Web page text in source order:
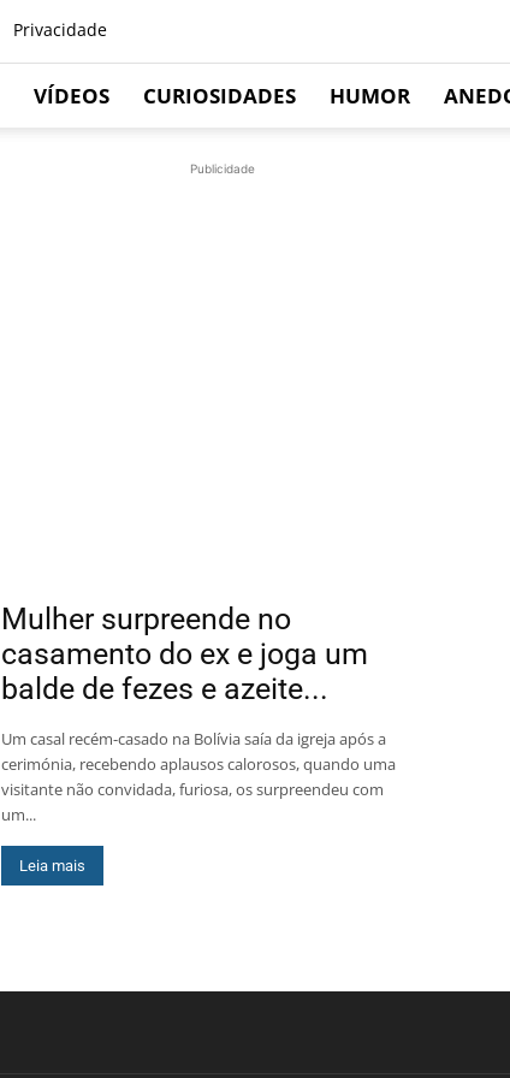
Privacidade
VÍDEOS CURIOSIDADES HUMOR
Publicidade
Mulher surpreende no
casamento do ex e joga um
balde de fezes e azeite...
Um casal recém-casado na Bolívia saía da igreja após a
cerimónia, recebendo aplausos calorosos, quando uma
visitante não convidada, furiosa, os surpreendeu com
um...
Leia mais